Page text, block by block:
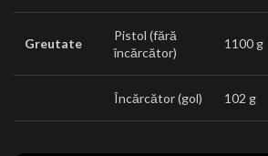
Greutate
Pistol (fără
încărcător)
1100 g
Încărcător (gol) 102 g